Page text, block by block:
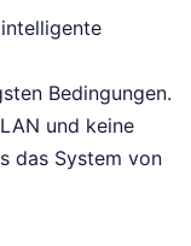
Bedingungen.
und keine
das System von